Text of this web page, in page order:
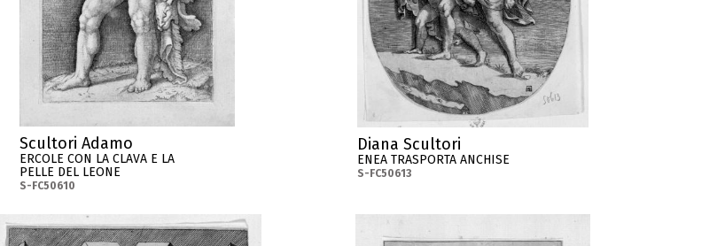
Scultori Adamo
ERCOLE CON LA CLAVA E LA
PELLE DEL LEONE
S-FC50610
Diana Scultori
ENEA TRASPORTA ANCHISE
S-FC50613